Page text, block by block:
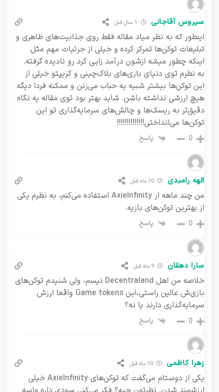
سیروس آقاجانی
اینطور که به نظر میاد مقاله فقط روی جذابیت‌های ظاهری و
تبلیغات توکن‌ها تمرکز کرده و خیلی از جزئیات مهم مثل
اینکه چطور میشه ازشون درآمد زایی کرد رو نادیده گرفته.
به نظرم توی دنیای بازی‌های بلاک‌چینی و کریپتو خیلی از
این توکن‌ها بیشتر شبیه یه حباب می‌زنن و ممکنه فردا دیگه
هیچ ارزشی نداشته باشن. شاید بهتر بود توی مقاله یه نگاه
دقیق‌تر به ریسک‌ها و چالش‌های سرمایه‌گذاری تو این
توکن‌ها می‌انداختی!!!!!!!!!!!!!!
0 پاسخ
الهه رامبدی
من چند ماهه از AxieInfinity استفاده می‌کنم، به نظرم یکی
از بهترین توکن‌های بازیه.
0 پاسخ
سارا دهقان
خلاصه من اهل Decentraland نیسم، ولی شنیدم توکن‌های
بازی‌ش عالین راستی،این Game tokens واقعا ارزش
سرمایه‌گذاری دارند یا نه؟
0 پاسخ
زهرا کاظمی
یکی از دوستام می‌گفت که توکن‌های AxieInfinity خیلی